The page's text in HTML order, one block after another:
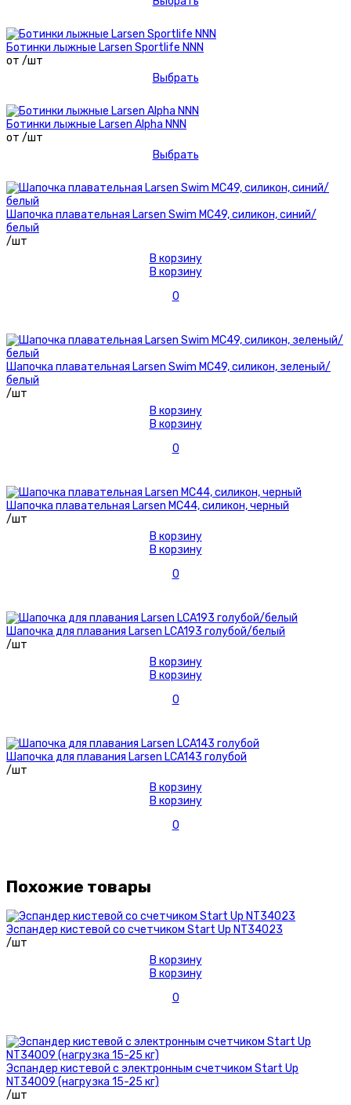
Ботинки лыжные Larsen Sportlife NNN
от /шт
Выбрать
Ботинки лыжные Larsen Alpha NNN
от /шт
Выбрать
Шапочка плавательная Larsen Swim MC49, силикон, синий/
белый
/шт
В корзину
В корзину
0
Шапочка плавательная Larsen Swim MC49, силикон, зеленый/
белый
/шт
В корзину
В корзину
0
Шапочка плавательная Larsen MC44, силикон, черный
/шт
В корзину
В корзину
0
Шапочка для плавания Larsen LCA193 голубой/белый
/шт
В корзину
В корзину
0
Шапочка для плавания Larsen LCA143 голубой
/шт
В корзину
В корзину
0
Похожие товары
Эспандер кистевой со счетчиком Start Up NT34023
/шт
В корзину
В корзину
0
Эспандер кистевой с электронным счетчиком Start Up
NT34009 (нагрузка 15-25 кг)
/шт